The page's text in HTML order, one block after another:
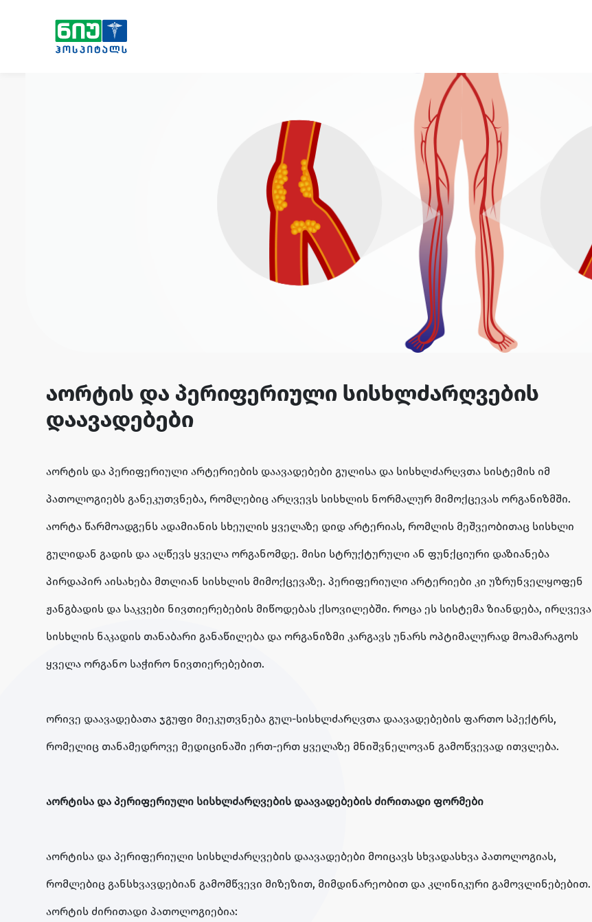
აორტის და პერიფერიული სისხლძარღვების
დაავადებები
აორტის და პერიფერიული არტერიების დაავადებები გულისა და სისხლძარღვთა სისტემის იმ
პათოლოგიებს განეკუთვნება, რომლებიც არღვევს სისხლის ნორმალურ მიმოქცევას ორგანიზმში.
აორტა წარმოადგენს ადამიანის სხეულის ყველაზე დიდ არტერიას, რომლის მეშვეობითაც სისხლი
გულიდან გადის და აღწევს ყველა ორგანომდე. მისი სტრუქტურული ან ფუნქციური დაზიანება
პირდაპირ აისახება მთლიან სისხლის მიმოქცევაზე. პერიფერიული არტერიები კი უზრუნველყოფენ
ჟანგბადის და საკვები ნივთიერებების მიწოდებას ქსოვილებში. როცა ეს სისტემა ზიანდება, ირღვევა
სისხლის ნაკადის თანაბარი განაწილება და ორგანიზმი კარგავს უნარს ოპტიმალურად მოამარაგოს
ყველა ორგანო საჭირო ნივთიერებებით.
ორივე დაავადებათა ჯგუფი მიეკუთვნება გულ-სისხლძარღვთა დაავადებების ფართო სპექტრს,
რომელიც თანამედროვე მედიცინაში ერთ-ერთ ყველაზე მნიშვნელოვან გამოწვევად ითვლება.
აორტისა და პერიფერიული სისხლძარღვების დაავადებების ძირითადი ფორმები
აორტისა და პერიფერიული სისხლძარღვების დაავადებები მოიცავს სხვადასხვა პათოლოგიას,
რომლებიც განსხვავდებიან გამომწვევი მიზეზით, მიმდინარეობით და კლინიკური გამოვლინებებით.
აორტის ძირითადი პათოლოგიებია: